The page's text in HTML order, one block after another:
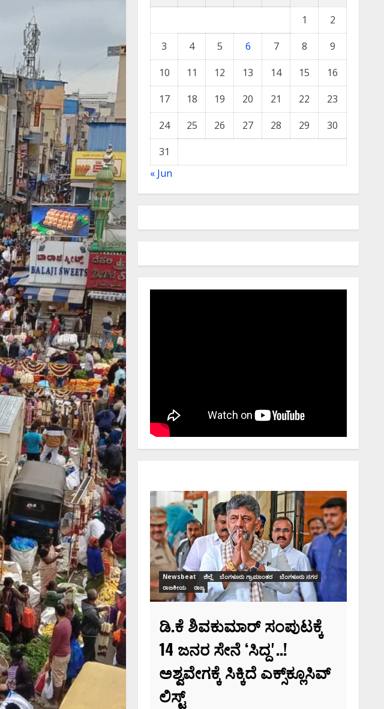
1
2
3
4 5 6 7 8
9
10
11 12 13 14 15
16
17
18 19 20 21 22
23
24
25 26 27 28 29
30
31
« Jun
Newsbeat ಜಿಲ್ಲೆ ಬೆಂಗಳೂರು ಗ್ರಾಮಾಂತರ
ಬೆಂಗಳೂರು ನಗರ
ರಾಜಕೀಯ
ರಾಜ್ಯ
ಡಿ.ಕೆ ಶಿವಕುಮಾರ್‌ ಸಂಪುಟಕ್ಕೆ
14 ಜನರ ಸೇನೆ ʻಸಿದ್ದʼ..!
ಅಶ್ವವೇಗಕ್ಕೆ ಸಿಕ್ಕಿದೆ ಎಕ್ಸ್‌ಕ್ಲೂಸಿವ್‌
ಲಿಸ್ಟ್‌
Newsbeat ಜಿಲ್ಲೆ ರಾಜಕೀಯ ರಾಜ್ಯ
ಡಿಕೆಶಿ ಜತೆ 14 ಮಂದಿ
ಪ್ರಮಾಣವಚನ ಸಾಧ್ಯತೆ..
ಸಂಭಾವ್ಯ ಸಚಿವರ
Ashwaveega June 3, 2026